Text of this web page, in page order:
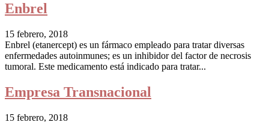
Enbrel
15 febrero, 2018
Enbrel (etanercept) es un fármaco empleado para tratar diversas
enfermedades autoinmunes; es un inhibidor del factor de necrosis
tumoral. Este medicamento está indicado para tratar...
Empresa Transnacional
15 febrero, 2018